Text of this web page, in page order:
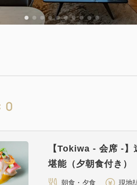
0
【Tokiwa - 会席 -
堪能（夕朝食付き）
朝食・夕食 現地